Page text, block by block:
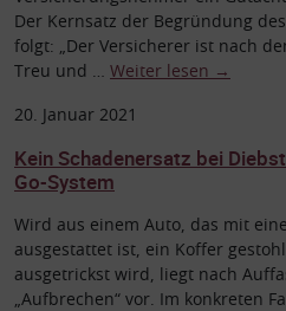
Der Kernsatz der Begründung
folgt: „Der Versicherer ist nach
Treu und … Weiter lesen →
20. Januar 2021
Kein Schadenersatz bei
Go-System
Wird aus einem Auto, das mit
ausgestattet ist, ein Koffer
ausgetrickst wird, liegt nach
„Aufbrechen“ vor. Im konkreten